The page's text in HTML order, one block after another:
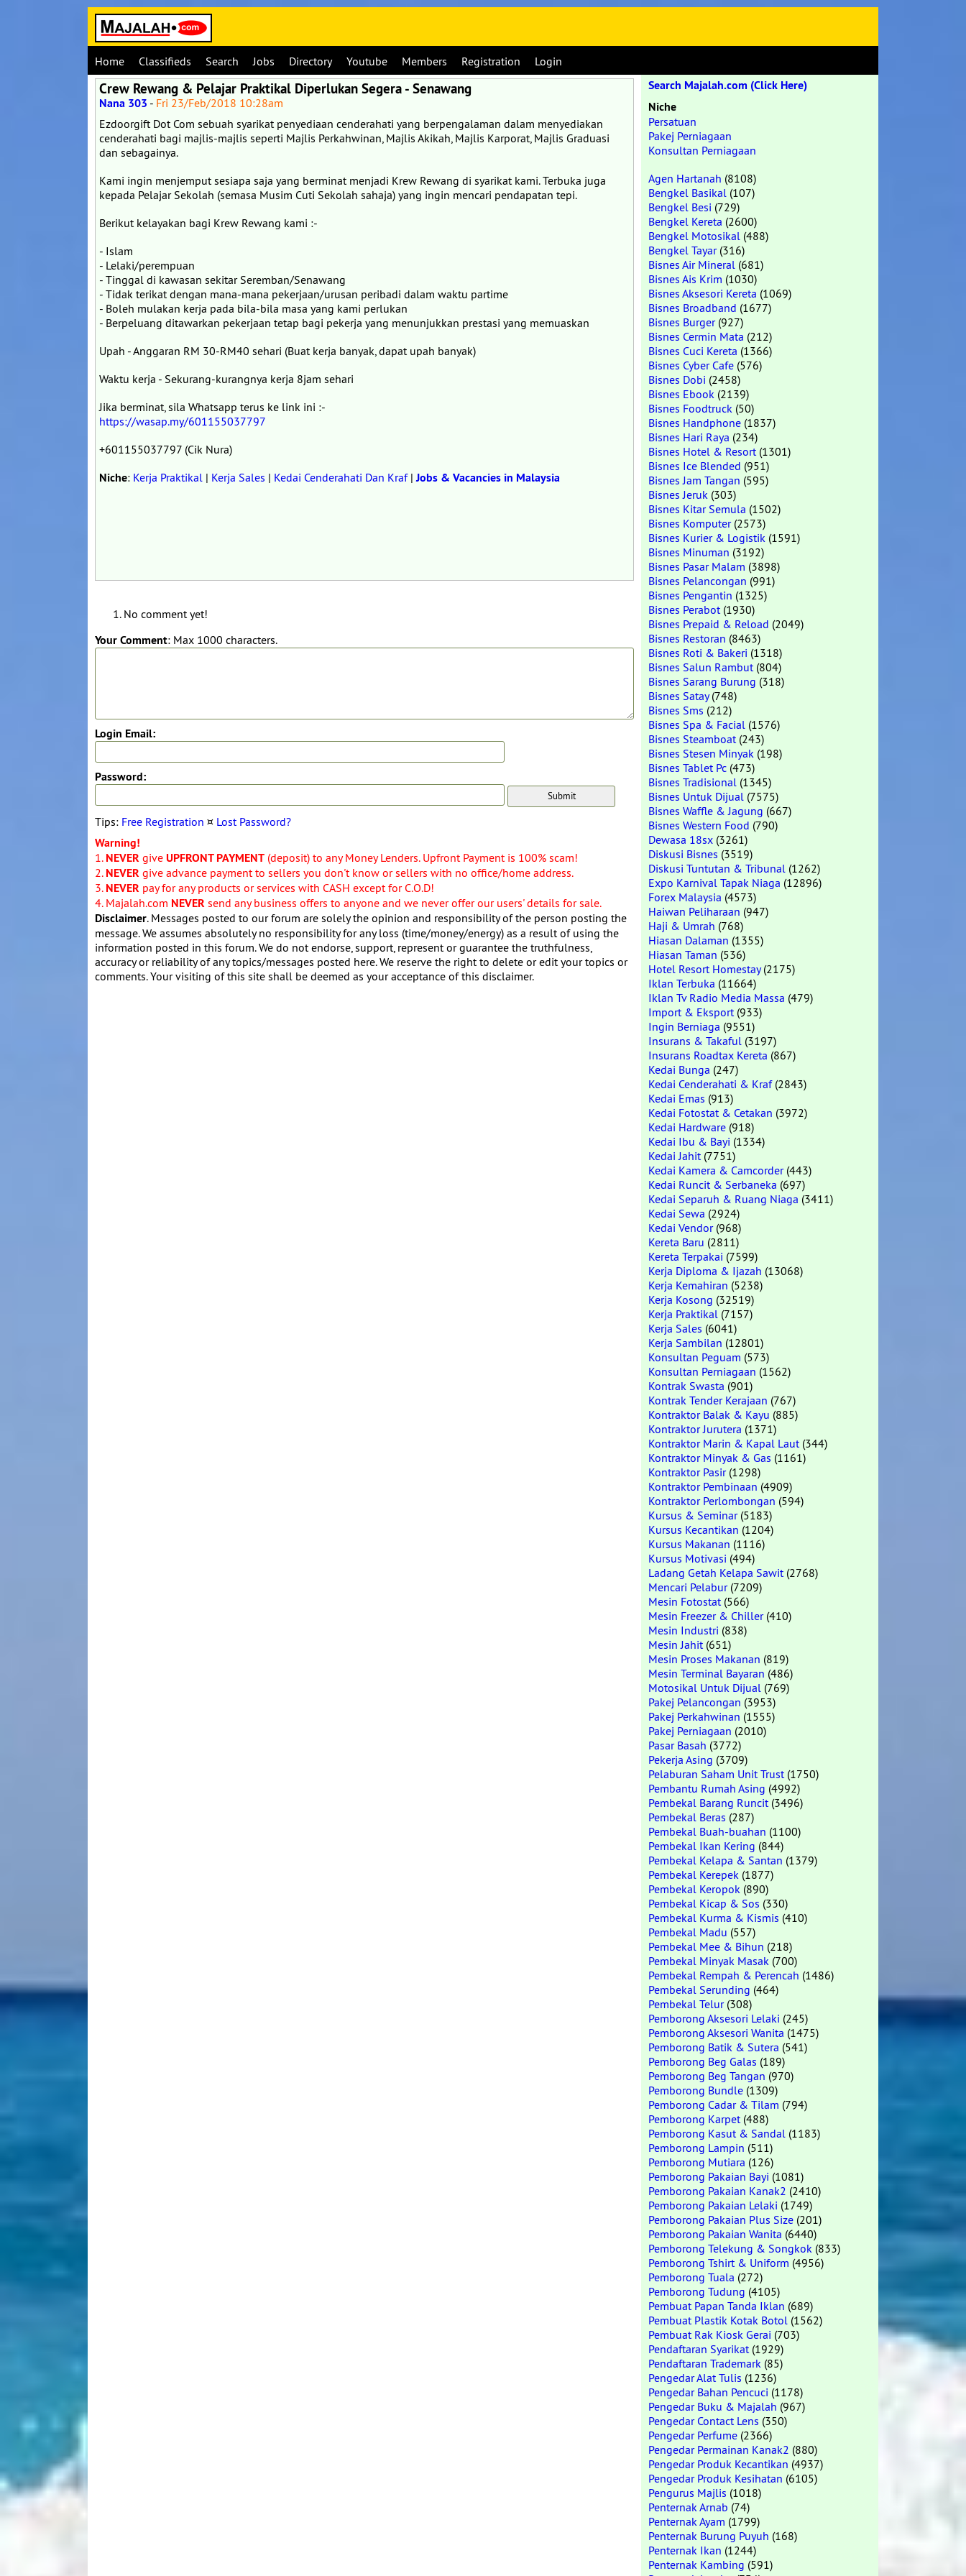
Home Classifieds Search Jobs Directory Youtube Members Registration Login
Crew Rewang & Pelajar Praktikal Diperlukan Segera - Senawang
Nana 303 - Fri 23/Feb/2018 10:28am
Ezdoorgift Dot Com sebuah syarikat penyediaan cenderahati yang berpengalaman dalam menyediakan
cenderahati bagi majlis-majlis seperti Majlis Perkahwinan, Majlis Akikah, Majlis Karporat, Majlis Graduasi
dan sebagainya.
Kami ingin menjemput sesiapa saja yang berminat menjadi Krew Rewang di syarikat kami. Terbuka juga
kepada Pelajar Sekolah (semasa Musim Cuti Sekolah sahaja) yang ingin mencari pendapatan tepi.
Berikut kelayakan bagi Krew Rewang kami :-
- Islam
- Lelaki/perempuan
- Tinggal di kawasan sekitar Seremban/Senawang
- Tidak terikat dengan mana-mana pekerjaan/urusan peribadi dalam waktu partime
- Boleh mulakan kerja pada bila-bila masa yang kami perlukan
- Berpeluang ditawarkan pekerjaan tetap bagi pekerja yang menunjukkan prestasi yang memuaskan
Upah - Anggaran RM 30-RM40 sehari (Buat kerja banyak, dapat upah banyak)
Waktu kerja - Sekurang-kurangnya kerja 8jam sehari
Jika berminat, sila Whatsapp terus ke link ini :-
https://wasap.my/601155037797
+601155037797 (Cik Nura)
Niche: Kerja Praktikal | Kerja Sales | Kedai Cenderahati Dan Kraf|Jobs & Vacancies in Malaysia
No comment yet!
Your Comment: Max 1000 characters.
Login Email:
Password:
Tips: Free Registration ¤ Lost Password?
Warning!
1. NEVER give UPFRONT PAYMENT (deposit) to any Money Lenders. Upfront Payment is 100% scam!
2. NEVER give advance payment to sellers you don't know or sellers with no office/home address.
3. NEVER pay for any products or services with CASH except for C.O.D!
4. Majalah.com NEVER send any business offers to anyone and we never offer our users' details for sale.
Disclaimer. Messages posted to our forum are solely the opinion and responsibility of the person posting the
message. We assumes absolutely no responsibility for any loss (time/money/energy) as a result of using the
information posted in this forum. We do not endorse, support, represent or guarantee the truthfulness,
accuracy or reliability of any topics/messages posted here. We reserve the right to delete or edit your topics or
comments. Your visiting of this site shall be deemed as your acceptance of this disclaimer.
Search Majalah.com (Click Here)
Niche
Persatuan
Pakej Perniagaan
Konsultan Perniagaan
Agen Hartanah (8108)
Bengkel Basikal (107)
Bengkel Besi (729)
Bengkel Kereta (2600)
Bengkel Motosikal (488)
Bengkel Tayar(316)
Bisnes Air Mineral (681)
Bisnes Ais Krim (1030)
Bisnes Aksesori Kereta (1069)
Bisnes Broadband (1677)
Bisnes Burger(927)
Bisnes Cermin Mata (212)
Bisnes Cuci Kereta (1366)
Bisnes Cyber Cafe (576)
Bisnes Dobi (2458)
Bisnes Ebook (2139)
Bisnes Foodtruck (50)
Bisnes Handphone (1837)
Bisnes Hari Raya (234)
Bisnes Hotel & Resort(1301)
Bisnes Ice Blended (951)
Bisnes Jam Tangan (595)
Bisnes Jeruk (303)
Bisnes Kitar Semula (1502)
Bisnes Komputer(2573)
Bisnes Kurier & Logistik (1591)
Bisnes Minuman (3192)
Bisnes Pasar Malam (3898)
Bisnes Pelancongan (991)
Bisnes Pengantin (1325)
Bisnes Perabot(1930)
Bisnes Prepaid & Reload (2049)
Bisnes Restoran (8463)
Bisnes Roti & Bakeri (1318)
Bisnes Salun Rambut(804)
Bisnes Sarang Burung (318)
Bisnes Satay(748)
Bisnes Sms (212)
Bisnes Spa & Facial (1576)
Bisnes Steamboat(243)
Bisnes Stesen Minyak (198)
Bisnes Tablet Pc (473)
Bisnes Tradisional (1345)
Bisnes Untuk Dijual (7575)
Bisnes Waffle & Jagung (667)
Bisnes Western Food (790)
Dewasa 18sx (3261)
Diskusi Bisnes (3519)
Diskusi Tuntutan & Tribunal (1262)
Expo Karnival Tapak Niaga (12896)
Forex Malaysia (4573)
Haiwan Peliharaan (947)
Haji & Umrah (768)
Hiasan Dalaman (1355)
Hiasan Taman (536)
Hotel Resort Homestay(2175)
Iklan Terbuka (11664)
Iklan Tv Radio Media Massa (479)
Import & Eksport(933)
Ingin Berniaga (9551)
Insurans & Takaful (3197)
Insurans Roadtax Kereta (867)
Kedai Bunga (247)
Kedai Cenderahati & Kraf(2843)
Kedai Emas (913)
Kedai Fotostat & Cetakan (3972)
Kedai Hardware (918)
Kedai Ibu & Bayi (1334)
Kedai Jahit(7751)
Kedai Kamera & Camcorder(443)
Kedai Runcit & Serbaneka (697)
Kedai Separuh & Ruang Niaga (3411)
Kedai Sewa (2924)
Kedai Vendor(968)
Kereta Baru (2811)
Kereta Terpakai (7599)
Kerja Diploma & Ijazah (13068)
Kerja Kemahiran (5238)
Kerja Kosong (32519)
Kerja Praktikal (7157)
Kerja Sales (6041)
Kerja Sambilan (12801)
Konsultan Peguam (573)
Konsultan Perniagaan (1562)
Kontrak Swasta (901)
Kontrak Tender Kerajaan (767)
Kontraktor Balak & Kayu (885)
Kontraktor Jurutera (1371)
Kontraktor Marin & Kapal Laut(344)
Kontraktor Minyak & Gas (1161)
Kontraktor Pasir(1298)
Kontraktor Pembinaan (4909)
Kontraktor Perlombongan (594)
Kursus & Seminar(5183)
Kursus Kecantikan (1204)
Kursus Makanan (1116)
Kursus Motivasi (494)
Ladang Getah Kelapa Sawit(2768)
Mencari Pelabur(7209)
Mesin Fotostat(566)
Mesin Freezer & Chiller(410)
Mesin Industri (838)
Mesin Jahit(651)
Mesin Proses Makanan (819)
Mesin Terminal Bayaran (486)
Motosikal Untuk Dijual (769)
Pakej Pelancongan (3953)
Pakej Perkahwinan (1555)
Pakej Perniagaan (2010)
Pasar Basah (3772)
Pekerja Asing (3709)
Pelaburan Saham Unit Trust(1750)
Pembantu Rumah Asing (4992)
Pembekal Barang Runcit(3496)
Pembekal Beras (287)
Pembekal Buah-buahan (1100)
Pembekal Ikan Kering (844)
Pembekal Kelapa & Santan (1379)
Pembekal Kerepek (1877)
Pembekal Keropok (890)
Pembekal Kicap & Sos (330)
Pembekal Kurma & Kismis (410)
Pembekal Madu (557)
Pembekal Mee & Bihun (218)
Pembekal Minyak Masak (700)
Pembekal Rempah & Perencah (1486)
Pembekal Serunding (464)
Pembekal Telur(308)
Pemborong Aksesori Lelaki (245)
Pemborong Aksesori Wanita (1475)
Pemborong Batik & Sutera (541)
Pemborong Beg Galas (189)
Pemborong Beg Tangan (970)
Pemborong Bundle (1309)
Pemborong Cadar & Tilam (794)
Pemborong Karpet(488)
Pemborong Kasut & Sandal (1183)
Pemborong Lampin (511)
Pemborong Mutiara (126)
Pemborong Pakaian Bayi (1081)
Pemborong Pakaian Kanak2 (2410)
Pemborong Pakaian Lelaki (1749)
Pemborong Pakaian Plus Size (201)
Pemborong Pakaian Wanita (6440)
Pemborong Telekung & Songkok (833)
Pemborong Tshirt & Uniform (4956)
Pemborong Tuala (272)
Pemborong Tudung (4105)
Pembuat Papan Tanda Iklan (689)
Pembuat Plastik Kotak Botol (1562)
Pembuat Rak Kiosk Gerai (703)
Pendaftaran Syarikat(1929)
Pendaftaran Trademark (85)
Pengedar Alat Tulis (1236)
Pengedar Bahan Pencuci (1178)
Pengedar Buku & Majalah (967)
Pengedar Contact Lens (350)
Pengedar Perfume (2366)
Pengedar Permainan Kanak2 (880)
Pengedar Produk Kecantikan (4937)
Pengedar Produk Kesihatan (6105)
Pengurus Majlis (1018)
Penternak Arnab (74)
Penternak Ayam (1799)
Penternak Burung Puyuh (168)
Penternak Ikan (1244)
Penternak Kambing (591)